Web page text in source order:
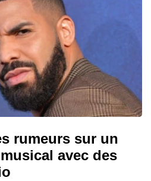
rumeurs sur un
avec des